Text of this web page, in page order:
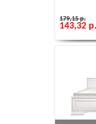
179,15 р.
143,32 р.